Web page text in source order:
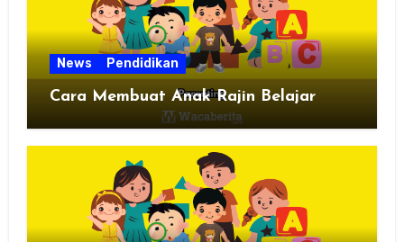
News Pendidikan
Cara Membuat Anak Rajin Belajar